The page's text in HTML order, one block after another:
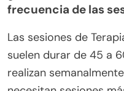
frecuencia de las
Las sesiones de
suelen durar de 45 a
realizan